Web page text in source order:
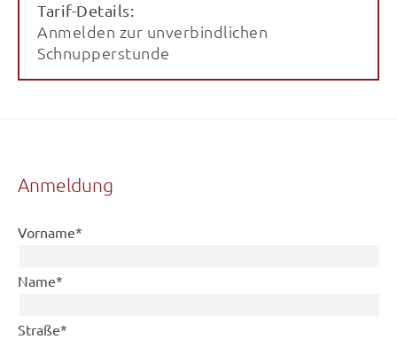
Tarif-Details:
Anmelden zur unverbindlichen
Schnupperstunde
Anmeldung
Pflichtfeld
Vorname*
Pflichtfeld
Name*
Pflichtfeld
Straße*